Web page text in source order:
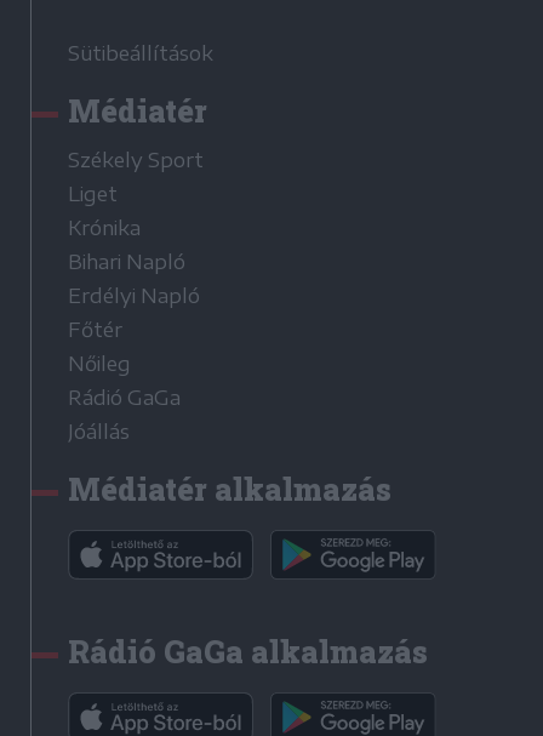
Sütibeállítások
Médiatér
Székely Sport
Liget
Krónika
Bihari Napló
Erdélyi Napló
Főtér
Nőileg
Rádió GaGa
Jóállás
Médiatér alkalmazás
Rádió GaGa alkalmazás